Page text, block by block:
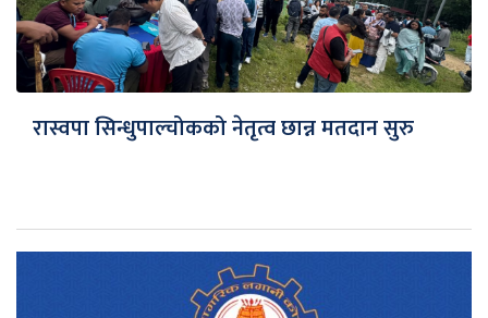
रास्वपा सिन्धुपाल्चोकको नेतृत्व छान्न मतदान सुरु